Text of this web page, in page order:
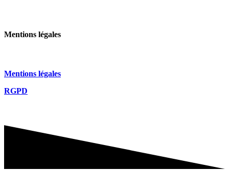
Mentions légales
Mentions légales
RGPD